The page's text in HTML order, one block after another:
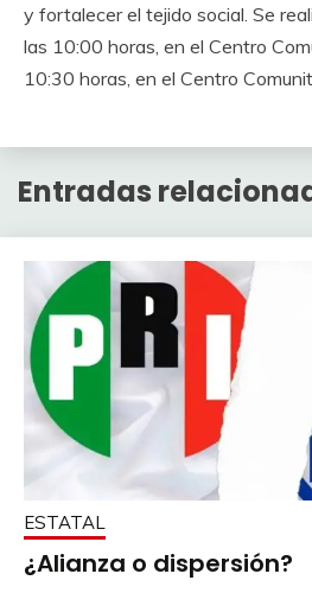
y fortalecer el tejido social. Se
las 10:00 horas, en el Centro
10:30 horas, en el Centro
Entradas
ESTATAL
¿Alianza o dispersión?